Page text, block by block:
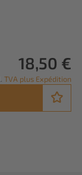
18,50 €
TVA plus Expédition